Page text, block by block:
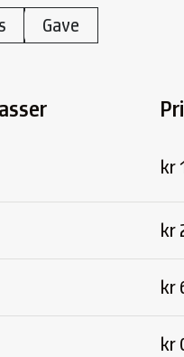
Gave
kr
kr
kr
kr